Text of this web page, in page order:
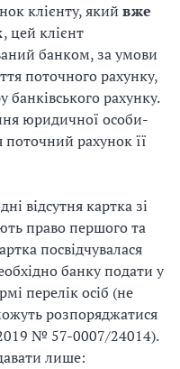
клієнту, який вже
, цей клієнт
банком, за умови
поточного рахунку,
банківського рахунку.
юридичної особи-
поточний рахунок її
відсутня картка зі
право першого та
посвідчувалася
банку подати у
перелік осіб (не
розпоряджатися
№ 57-0007/24014).
лише: